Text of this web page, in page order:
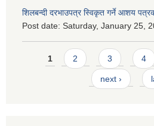
शिलबन्दी दरभाउपत्र स्विकृत गर्ने आशय
Post date: Saturday, January 25,
Pages
1 2 3 4
next ›